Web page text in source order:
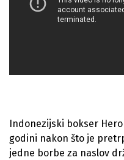
Indonezijski bokser Hero
godini nakon što je
jedne borbe za naslov